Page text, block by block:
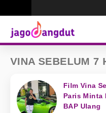
VINA SEBELUM 7
Film Vina
Paris Minta
BAP Ulang